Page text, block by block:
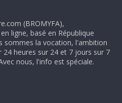
(BROMYFA),
ligne, basé en République
sommes la vocation, l'ambition
heures sur 24 et 7 jours sur 7
nous, l'info est spéciale.